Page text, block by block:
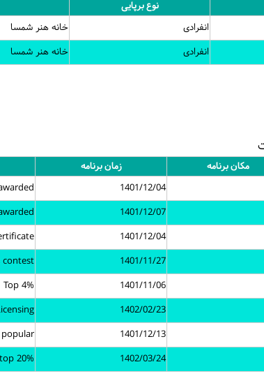
نوع برپایی
انفرادی خانه هنر شمسا
انفرادی خانه هنر شمسا
مکان برنامه زمان برنامه
1401/12/04
1401/12/07
1401/12/04
1401/11/27
contest
1401/11/06
Top 4%
1402/02/23
1401/12/13
popular
1402/03/24
top 20%